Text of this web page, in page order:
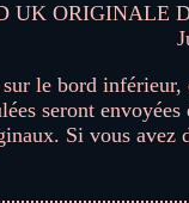
ORIGINALE
le bord
seront
Si vous avez